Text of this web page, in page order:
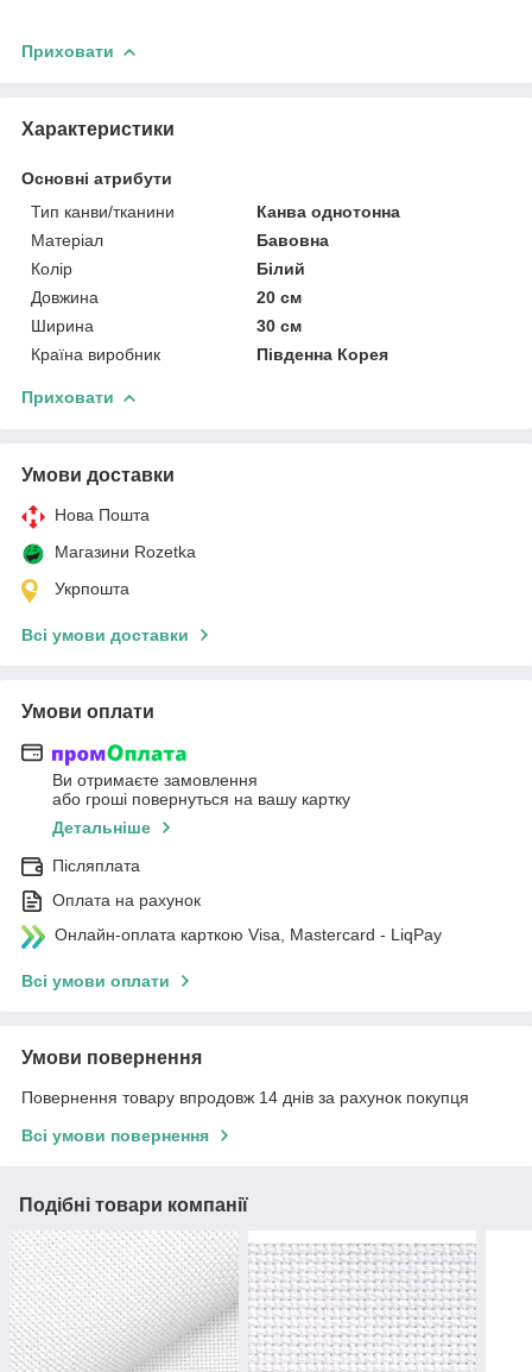
Приховати
Характеристики
Основні атрибути
Тип канви/тканини
Канва однотонна
Матеріал
Бавовна
Колір
Білий
Довжина
20 см
Ширина
30 см
Країна виробник
Південна Корея
Приховати
Умови доставки
Нова Пошта
Магазини Rozetka
Укрпошта
Всі умови доставки
Умови оплати
Ви отримаєте замовлення
або гроші повернуться на вашу картку
Детальніше
Післяплата
Оплата на рахунок
Онлайн-оплата карткою Visa, Mastercard - LiqPay
Всі умови оплати
Умови повернення
Повернення товару впродовж 14 днів за рахунок покупця
Всі умови повернення
Подібні товари компанії